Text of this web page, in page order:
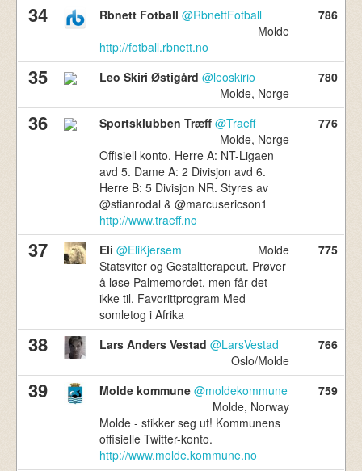
34 Rbnett Fotball @RbnettFotball
Molde
http://fotball.rbnett.no
786
35 Leo Skiri Østigård @leoskirio
Molde, Norge
780
36 Sportsklubben Træff @Traeff
Molde, Norge
Offisiell konto. Herre A: NT-Ligaen
avd 5. Dame A: 2 Divisjon avd 6.
Herre B: 5 Divisjon NR. Styres av
@stianrodal & @marcusericson1
http://www.traeff.no
776
37 Eli @EliKjersem
Molde
Statsviter og Gestaltterapeut. Prøver
å løse Palmemordet, men får det
ikke til. Favorittprogram Med
somletog i Afrika
775
38 Lars Anders Vestad @LarsVestad
Oslo/Molde
766
39 Molde kommune @moldekommune
Molde, Norway
Molde - stikker seg ut! Kommunens
offisielle Twitter-konto.
http://www.molde.kommune.no
759